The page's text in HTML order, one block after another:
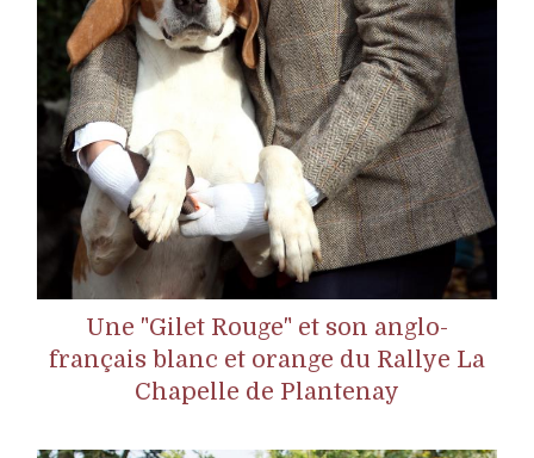
Une "Gilet Rouge" et son anglo-
français blanc et orange du Rallye La
Chapelle de Plantenay